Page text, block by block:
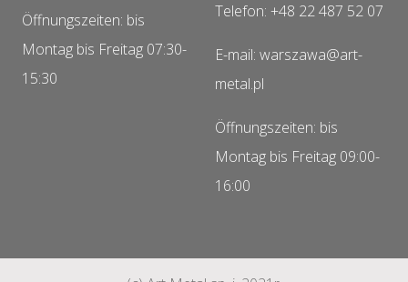
Öffnungszeiten: bis
Montag bis Freitag 07:30-
15:30
Telefon: +48 22 487 52 07
E-mail: warszawa@art-
metal.pl
Öffnungszeiten: bis
Montag bis Freitag 09:00-
16:00